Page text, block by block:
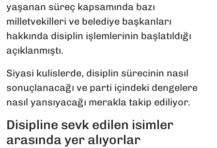
yaşanan süreç kapsamında bazı
milletvekilleri ve belediye başkanları
hakkında disiplin işlemlerinin başlatıldığı
açıklanmıştı.
Siyasi kulislerde, disiplin sürecinin nasıl
sonuçlanacağı ve parti içindeki dengelere
nasıl yansıyacağı merakla takip ediliyor.
Disipline sevk edilen isimler
arasında yer alıyorlar